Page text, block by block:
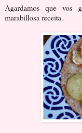
Agardamos que vos
marabillosa receita.